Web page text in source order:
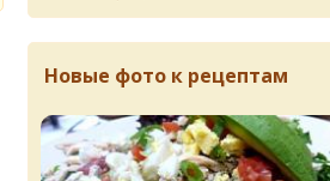
Новые фото к рецептам